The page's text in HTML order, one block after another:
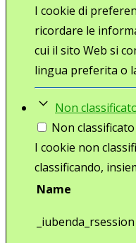
I cookie di
ricordare le
cui il sito Web si
lingua preferita o
Non
Non classificato
I cookie non
classificando,
Name
_iubenda_rsession